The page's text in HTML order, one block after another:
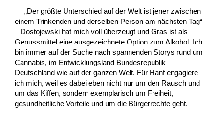
„Der größte Unterschied auf der Welt ist jener zwischen
einem Trinkenden und derselben Person am nächsten Tag“
– Dostojewski hat mich voll überzeugt und Gras ist als
Genussmittel eine ausgezeichnete Option zum Alkohol. Ich
bin immer auf der Suche nach spannenden Storys rund um
Cannabis, im Entwicklungsland Bundesrepublik
Deutschland wie auf der ganzen Welt. Für Hanf engagiere
ich mich, weil es dabei eben nicht nur um den Rausch und
um das Kiffen, sondern exemplarisch um Freiheit,
gesundheitliche Vorteile und um die Bürgerrechte geht.